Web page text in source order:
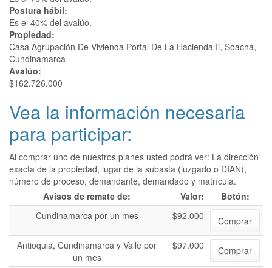
Postura hábil:
Es el 40% del avalúo.
Propiedad:
Casa Agrupación De Vivienda Portal De La Hacienda Ii, Soacha,
Cundinamarca
Avalúo:
$162.726.000
Vea la información necesaria
para participar:
Al comprar uno de nuestros planes usted podrá ver: La dirección
exacta de la propiedad, lugar de la subasta (juzgado o DIAN),
número de proceso, demandante, demandado y matrícula.
Avisos de remate de:
Valor:
Botón:
Cundinamarca por un mes
$92.000
Comprar
Antioquia, Cundinamarca y Valle por
un mes
$97.000 Comprar